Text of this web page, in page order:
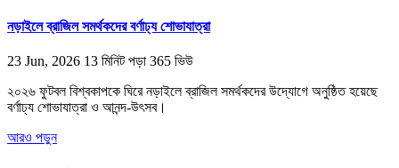
নড়াইলে ব্রাজিল সমর্থকদের বর্ণাঢ্য শোভাযাত্রা
23 Jun, 2026 13 মিনিট পড়া 365 ভিউ
২০২৬ ফুটবল বিশ্বকাপকে ঘিরে নড়াইলে ব্রাজিল সমর্থকদের উদ্যোগে অনুষ্ঠিত হয়েছে
বর্ণাঢ্য শোভাযাত্রা ও আনন্দ-উৎসব।
আরও পড়ুন